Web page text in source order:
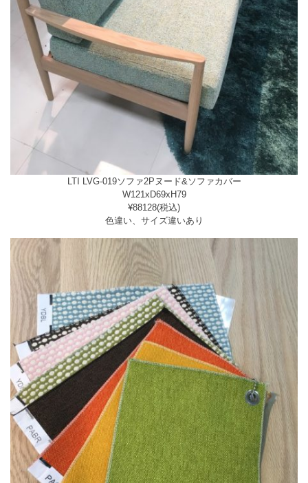
LTI LVG-019ソファ2Pヌード&ソファカバー
W121xD69xH79
¥88128(税込)
色違い、サイズ違いあり